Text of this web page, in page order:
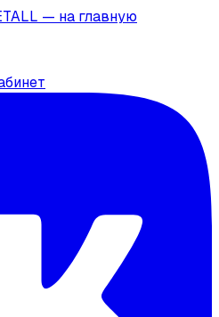
— на главную